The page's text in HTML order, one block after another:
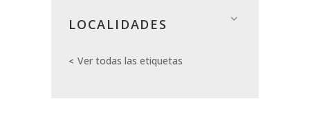
LOCALIDADES
Ver todas las etiquetas